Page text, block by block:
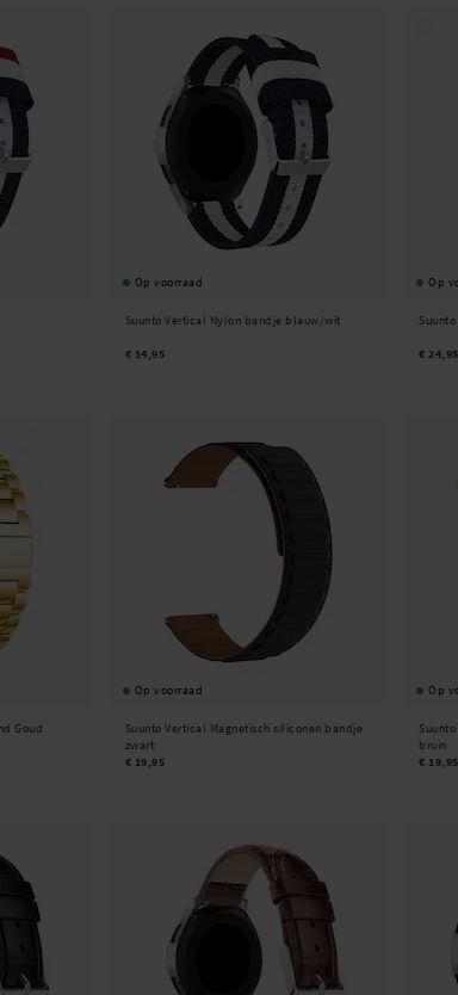
Op voorraad
Suunto Vertical Nylon bandje blauw/wit
€ 14,95
Op
€ 24,95
Goud
Op voorraad
Suunto Vertical Magnetisch siliconen bandje
zwart
€ 19,95
Op
bruin
€ 19,95